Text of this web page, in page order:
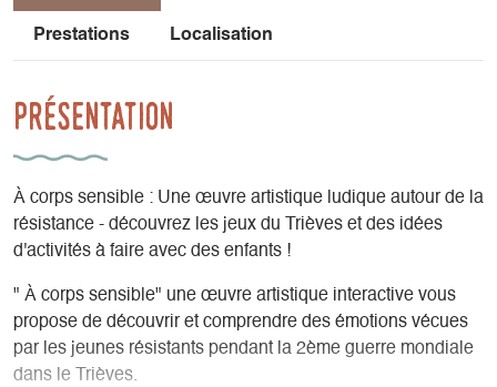
Prestations Localisation
Présentation
À corps sensible : Une œuvre artistique ludique autour de la
résistance - découvrez les jeux du Trièves et des idées
d'activités à faire avec des enfants !
" À corps sensible" une œuvre artistique interactive vous
propose de découvrir et comprendre des émotions vécues
par les jeunes résistants pendant la 2ème guerre mondiale
dans le Trièves.